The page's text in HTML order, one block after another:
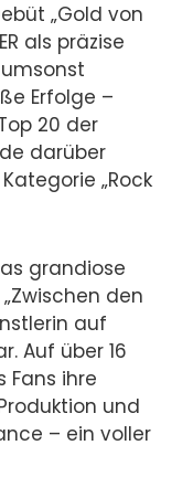
„Gold von
als präzise
Erfolge –
20 der
darüber
„Rock
grandiose
den
auf
Auf über 16
Fans ihre
und
– ein voller